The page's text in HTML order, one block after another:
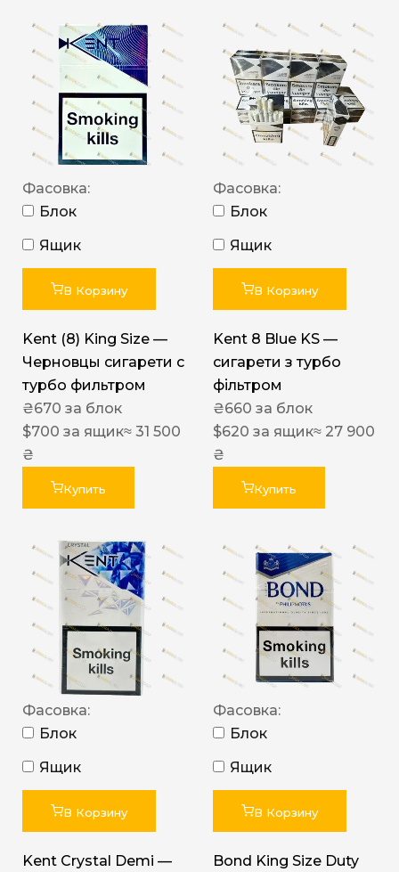
Фасовка:
Блок
Ящик
В Корзину
Kent (8) King Size —
Черновцы сигарети с
турбо фильтром
₴670 за блок
$700 за ящик≈ 31 500
₴
Купить
Фасовка:
Блок
Ящик
В Корзину
Kent 8 Blue KS —
сигарети з турбо
фільтром
₴660 за блок
$620 за ящик≈ 27 900
₴
Купить
Фасовка:
Блок
Ящик
В Корзину
Kent Crystal Demi —
Фасовка:
Блок
Ящик
В Корзину
Bond King Size Duty